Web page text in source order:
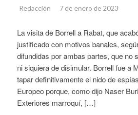
Redacción 7 de enero de 2023
La visita de Borrell a Rabat, que
justificado con motivos banales,
difundidas por ambas partes, que no
ni siquiera de disimular. Borrell fue a
tapar definitivamente el nido de
Europeo porque, como dijo Naser
Exteriores marroquí, […]